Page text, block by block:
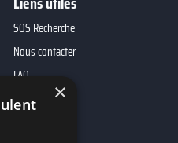
SOS Recherche
Nous contacter
FAQ
×